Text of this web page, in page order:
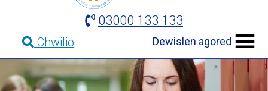
03000 133 133
Chwilio Dewislen agored